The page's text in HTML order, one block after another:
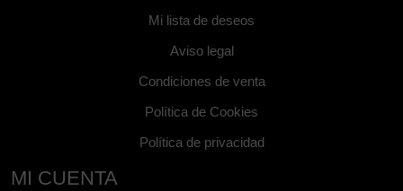
Mi lista de deseos
Aviso legal
Condiciones de venta
Política de Cookies
Política de privacidad
MI CUENTA